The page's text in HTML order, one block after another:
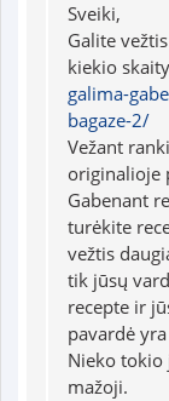
Sveiki,
Galite
kiekio
galima-
bagaze-2/
Vežant
originalioje
Gabenant
turėkite
vežtis
tik jūsų
recepte ir
pavardė
Nieko tokio
mažoji.